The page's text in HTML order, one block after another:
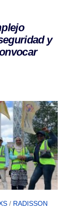
y
/ RADISSON